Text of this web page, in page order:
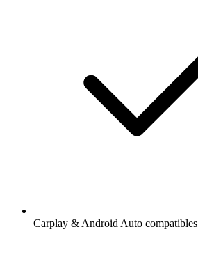
Carplay & Android Auto compatibles